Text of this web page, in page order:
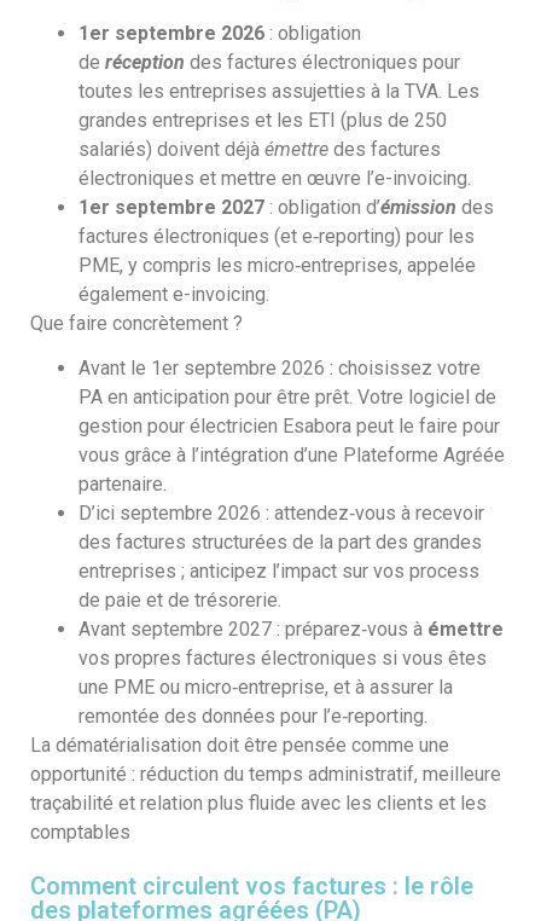
1er septembre 2026 : obligation
de réception des factures électroniques pour
toutes les entreprises assujetties à la TVA. Les
grandes entreprises et les ETI (plus de 250
salariés) doivent déjà émettre des factures
électroniques et mettre en œuvre l’e-invoicing.
1er septembre 2027 : obligation d’émission des
factures électroniques (et e‑reporting) pour les
PME, y compris les micro‑entreprises, appelée
également e-invoicing.
Que faire concrètement ?
Avant le 1er septembre 2026 : choisissez votre
PA en anticipation pour être prêt. Votre logiciel de
gestion pour électricien Esabora peut le faire pour
vous grâce à l’intégration d’une Plateforme Agréée
partenaire.
D’ici septembre 2026 : attendez‑vous à recevoir
des factures structurées de la part des grandes
entreprises ; anticipez l’impact sur vos process
de paie et de trésorerie.
Avant septembre 2027 : préparez‑vous à émettre
vos propres factures électroniques si vous êtes
une PME ou micro‑entreprise, et à assurer la
remontée des données pour l’e‑reporting.
La dématérialisation doit être pensée comme une
opportunité : réduction du temps administratif, meilleure
traçabilité et relation plus fluide avec les clients et les
comptables
Comment circulent vos factures : le rôle
des plateformes agréées (PA)